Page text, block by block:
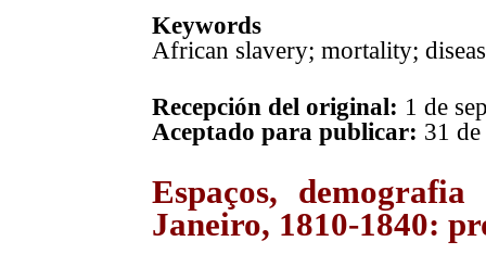
Keywords
African slavery; mortality;
Recepción del original: 1 de
Aceptado para publicar: 31
Espaços,
Janeiro, 1810-1840: